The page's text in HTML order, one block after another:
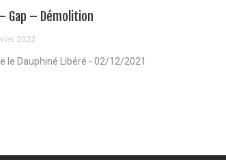
Gap – Démolition
2022
le Dauphiné Libéré - 02/12/2021